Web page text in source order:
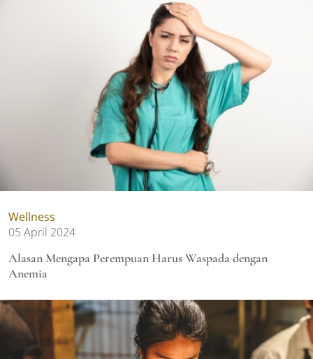
Wellness
05 April 2024
Alasan Mengapa Perempuan Harus Waspada dengan
Anemia